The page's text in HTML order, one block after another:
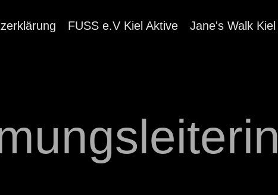
FUSS e.V Kiel Aktive Jane's Walk Kiel